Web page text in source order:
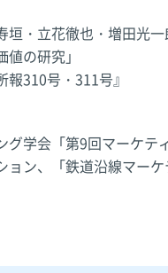
垣・立花徹也・増田光
の研究」
報310号・311号』
グ学会「第9回マーケ
ョン、「鉄道沿線マー